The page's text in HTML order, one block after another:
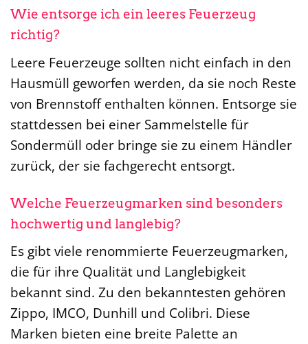
Wie entsorge ich ein leeres Feuerzeug
richtig?
Leere Feuerzeuge sollten nicht einfach in den
Hausmüll geworfen werden, da sie noch Reste
von Brennstoff enthalten können. Entsorge sie
stattdessen bei einer Sammelstelle für
Sondermüll oder bringe sie zu einem Händler
zurück, der sie fachgerecht entsorgt.
Welche Feuerzeugmarken sind besonders
hochwertig und langlebig?
Es gibt viele renommierte Feuerzeugmarken,
die für ihre Qualität und Langlebigkeit
bekannt sind. Zu den bekanntesten gehören
Zippo, IMCO, Dunhill und Colibri. Diese
Marken bieten eine breite Palette an